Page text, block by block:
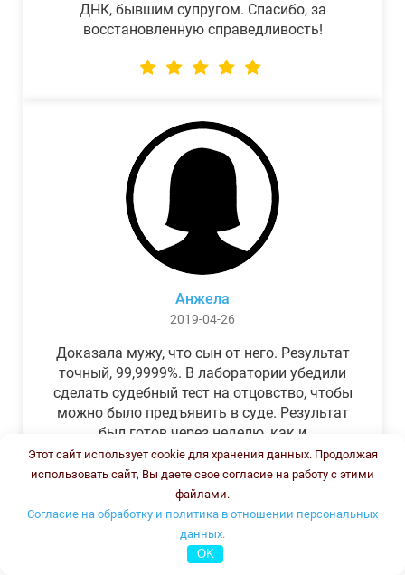
ДНК, бывшим супругом. Спасибо, за
восстановленную справедливость!
Анжела
2019-04-26
Доказала мужу, что сын от него. Результат
точный, 99,9999%. В лаборатории убедили
сделать судебный тест на отцовство, чтобы
можно было предъявить в суде. Результат
был готов через неделю, как и
обещали.Теперь муж бегает и извиняется.
Этот сайт использует cookie для хранения данных. Продолжая
использовать сайт, Вы даете свое согласие на работу с этими
файлами.
Согласие на обработку и политика в отношении персональных
данных.
OK